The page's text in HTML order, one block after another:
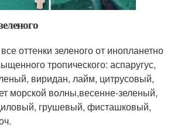
оттенки зеленого от инопланетно
тропического: аспаругус,
виридан, лайм, цитрусовый,
морской волны,весенне-зеленый,
грушевый, фисташковый,